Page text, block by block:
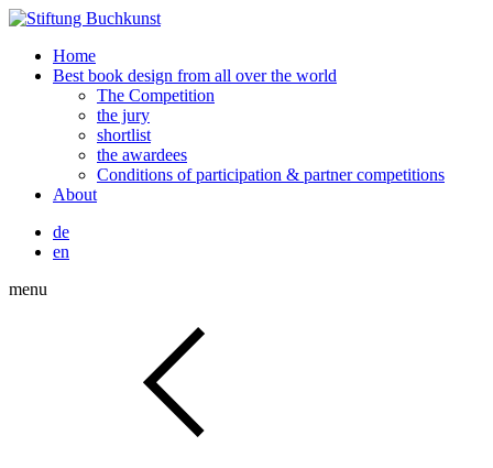
Home
Best book design from all over the world
The Competition
the jury
shortlist
the awardees
Conditions of participation & partner competitions
About
de
en
menu